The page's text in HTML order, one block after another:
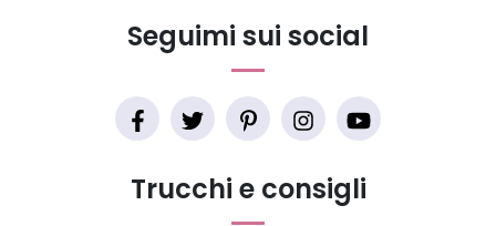
Trucchi e consigli
Seguimi sui social